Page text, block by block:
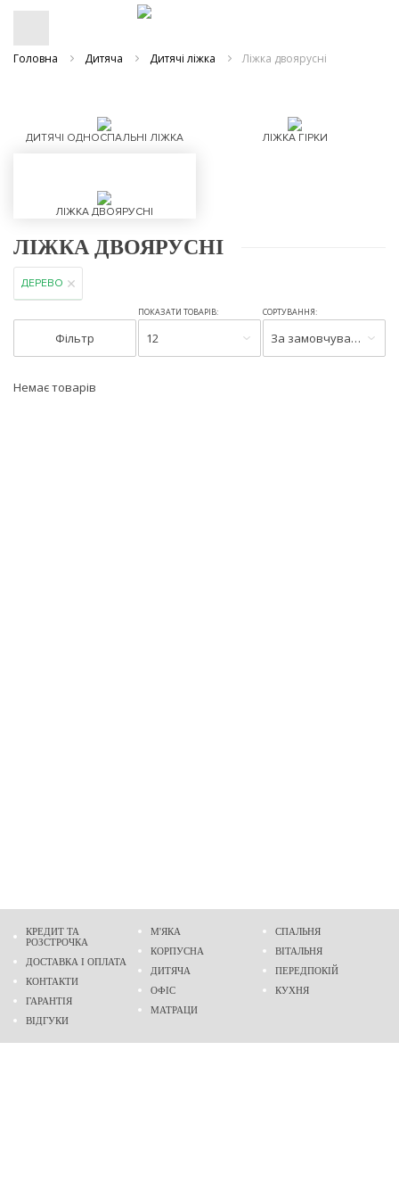
Головна Дитяча Дитячі ліжка Ліжка двоярусні
ДИТЯЧІ ОДНОСПАЛЬНІ ЛІЖКА ЛІЖКА ГІРКИ
ЛІЖКА ДВОЯРУСНІ
ЛІЖКА ДВОЯРУСНІ
ДЕРЕВО
Фільтр
ПОКАЗАТИ ТОВАРІВ:
12
СОРТУВАННЯ:
За замовчуванням
Немає товарів
КРЕДИТ ТА
РОЗСТРОЧКА
ДОСТАВКА І ОПЛАТА
КОНТАКТИ
ГАРАНТІЯ
ВІДГУКИ
М'ЯКА
КОРПУСНА
ДИТЯЧА
ОФІС
МАТРАЦИ
СПАЛЬНЯ
ВІТАЛЬНЯ
ПЕРЕДПОКІЙ
КУХНЯ